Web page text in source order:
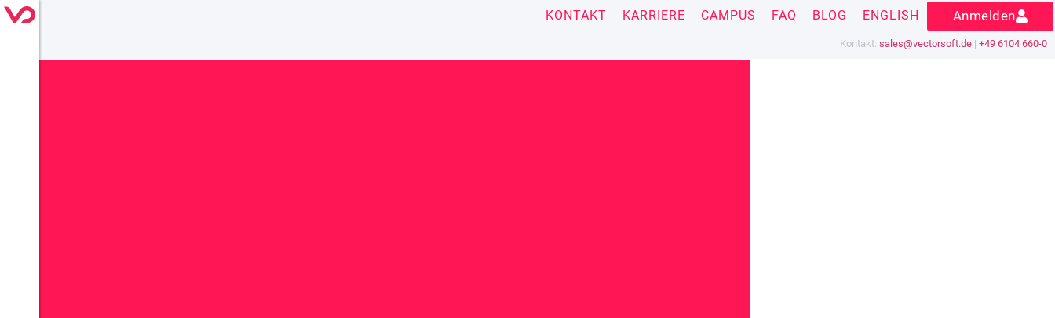
Kontakt: sales@vectorsoft.de | +49 6104 660-0
KONTAKT KARRIERE CAMPUS FAQ BLOG ENGLISH Anmelden